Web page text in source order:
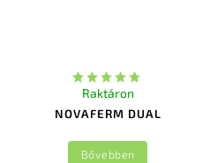
NOVAFERM DUAL
Raktáron
Bővebben